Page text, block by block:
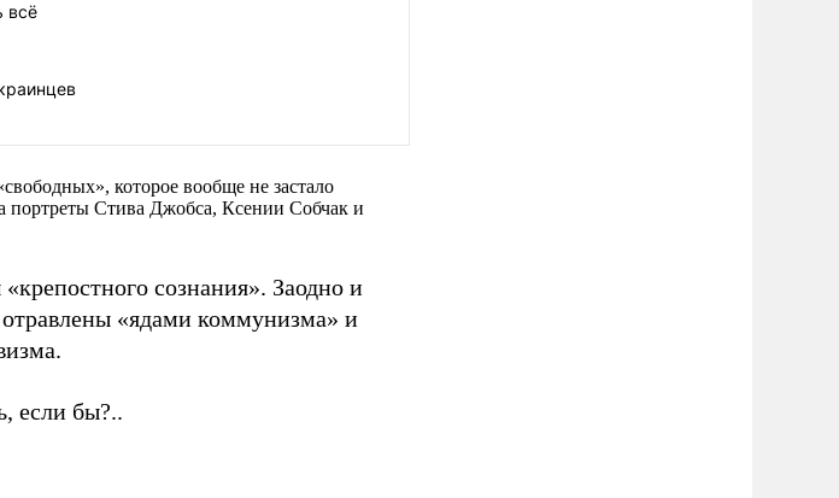
всё
которое вообще не застало
портреты Стива Джобса, Ксении Собчак и
сознания». Заодно и
«ядами коммунизма» и
если бы?..